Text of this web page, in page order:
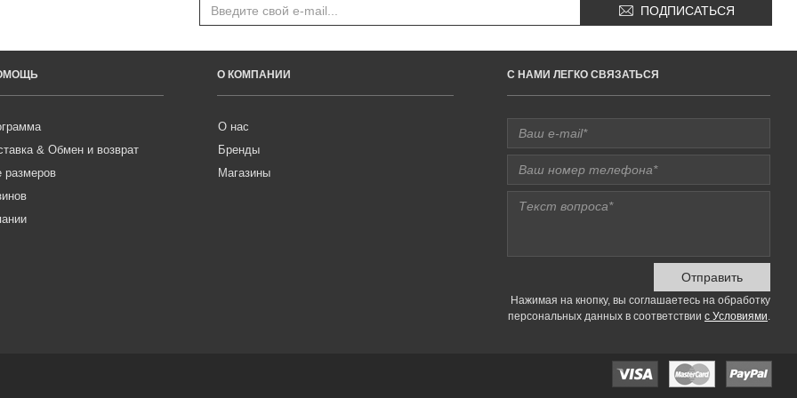
ПОДПИСАТЬСЯ
& Обмен и возврат
размеров
О КОМПАНИИ
О нас
Бренды
Магазины
C НАМИ ЛЕГКО СВЯЗАТЬСЯ
Отправить
Нажимая на кнопку, вы соглашаетесь на обработку
персональных данных в соответствии с Условиями.